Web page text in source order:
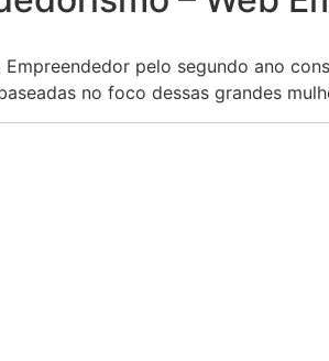
pelo segundo ano
no foco dessas grandes